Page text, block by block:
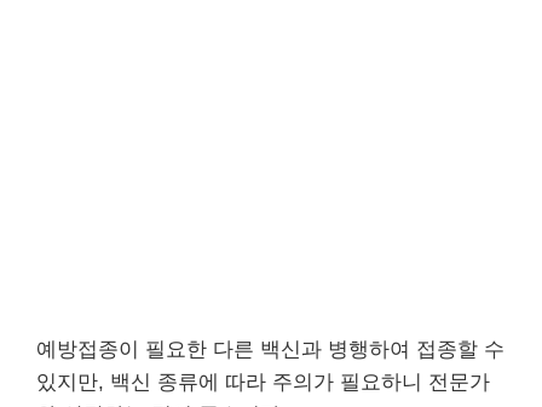
예방접종이 필요한 다른 백신과 병행하여 접종할 수
있지만, 백신 종류에 따라 주의가 필요하니 전문가